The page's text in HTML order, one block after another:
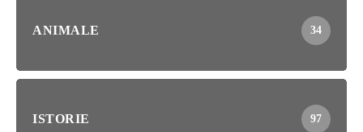
ANIMALE 34
ISTORIE 97